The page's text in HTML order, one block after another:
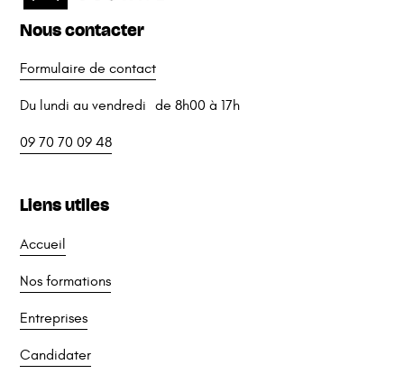
Nous contacter
Formulaire de contact
Du lundi au vendredi de 8h00 à 17h
09 70 70 09 48
Liens utiles
Accueil
Nos formations
Entreprises
Candidater